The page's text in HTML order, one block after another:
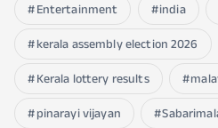
Entertainment
india
kerala assembly election 2026
Kerala lottery results
pinarayi vijayan